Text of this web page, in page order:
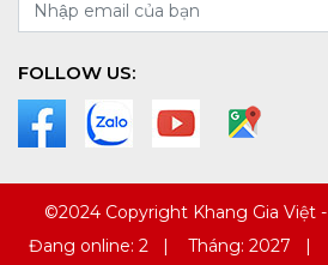
FOLLOW US:
©2024 Copyright Khang Gia Việt -
Đang online: 2| Tháng: 2027 |